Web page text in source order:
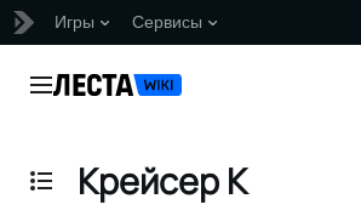
Игры Сервисы
Главное меню
Отобразить/Скрыть содержание
Крейсер K